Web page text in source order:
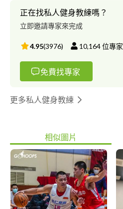
正在找私人健身教練嗎？
立即邀請專家來完成
4.95(3976) 10,164位專家
免費找專家
更多私人健身教練
相似圖片